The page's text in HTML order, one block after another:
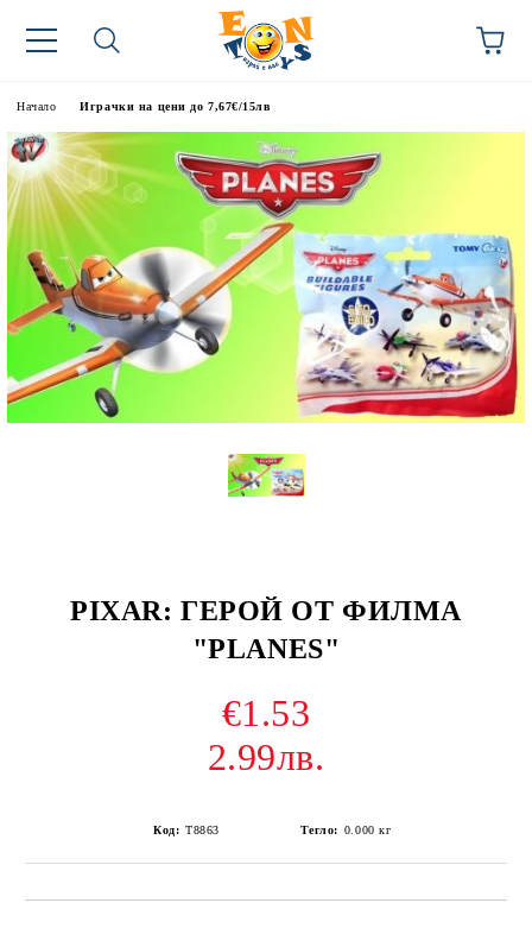
Начало Играчки на цени до 7,67€/15лв
PIXAR: ГЕРОЙ ОТ ФИЛМА
"PLANES"
€1.53
2.99лв.
Код: T8863 Тегло: 0.000 кг